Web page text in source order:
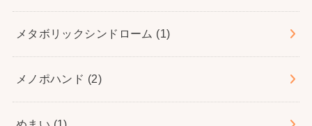
メタボリックシンドローム (1)
メノポハンド (2)